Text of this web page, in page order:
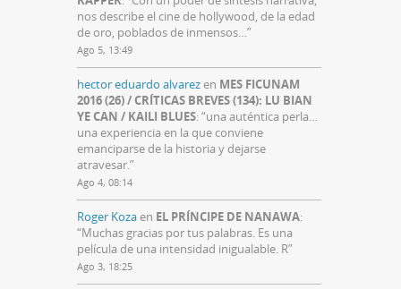
nos describe el cine de hollywood, de la edad
de oro, poblados de inmensos…”
Ago 5, 13:49
hector eduardo alvarezen MES FICUNAM
2016 (26) / CRÍTICAS BREVES (134): LU BIAN
YE CAN / KAILI BLUES: “una auténtica perla…
una experiencia en la que conviene
emanciparse de la historia y dejarse
atravesar.”
Ago 4, 08:14
Roger Kozaen EL PRÍNCIPE DE NANAWA:
“Muchas gracias por tus palabras. Es una
película de una intensidad inigualable. R”
Ago 3, 18:25